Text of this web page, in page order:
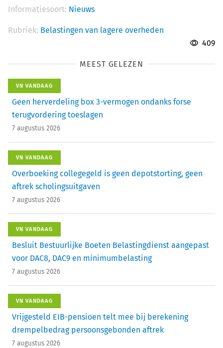
Informatiesoort: Nieuws
Rubriek: Belastingen van lagere overheden
409
MEEST GELEZEN
VN VANDAAG
Geen herverdeling box 3-vermogen ondanks forse
terugvordering toeslagen
7 augustus 2026
VN VANDAAG
Overboeking collegegeld is geen depotstorting, geen
aftrek scholingsuitgaven
7 augustus 2026
VN VANDAAG
Besluit Bestuurlijke Boeten Belastingdienst aangepast
voor DAC8, DAC9 en minimumbelasting
7 augustus 2026
VN VANDAAG
Vrijgesteld EIB-pensioen telt mee bij berekening
drempelbedrag persoonsgebonden aftrek
7 augustus 2026